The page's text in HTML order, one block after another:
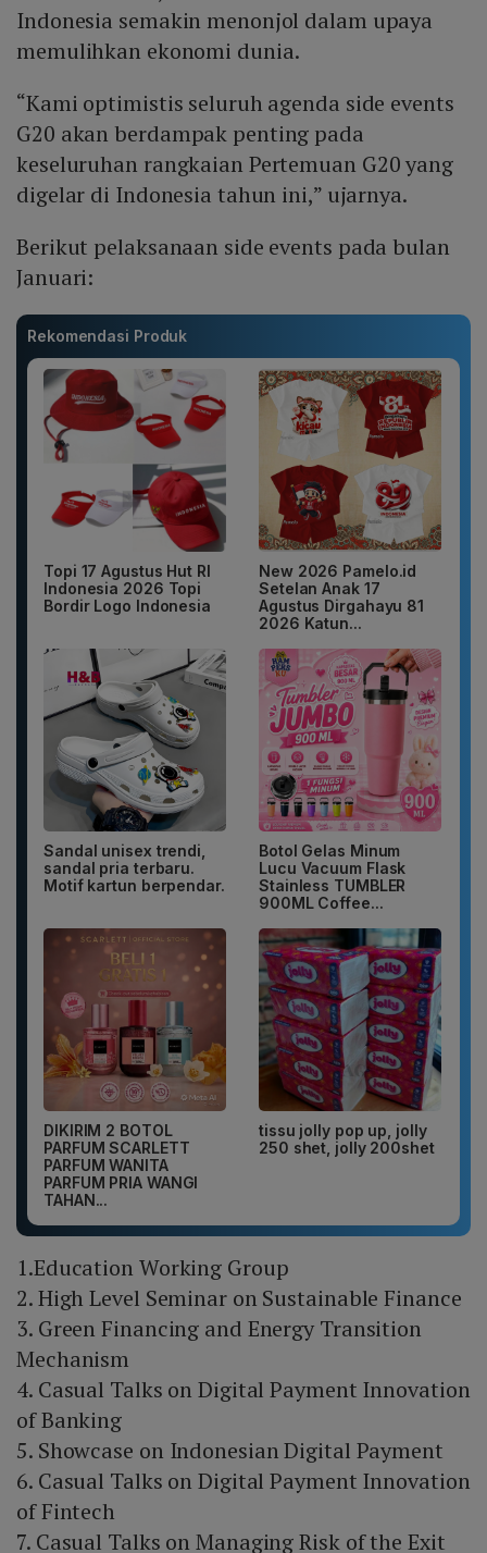
Indonesia semakin menonjol dalam upaya
memulihkan ekonomi dunia.
“Kami optimistis seluruh agenda side events
G20 akan berdampak penting pada
keseluruhan rangkaian Pertemuan G20 yang
digelar di Indonesia tahun ini,” ujarnya.
Berikut pelaksanaan side events pada bulan
Januari:
Rekomendasi Produk
Topi 17 Agustus Hut RI
Indonesia 2026 Topi
Bordir Logo Indonesia
New 2026 Pamelo.id
Setelan Anak 17
Agustus Dirgahayu 81
2026 Katun...
Sandal unisex trendi,
sandal pria terbaru.
Motif kartun berpendar.
Botol Gelas Minum
Lucu Vacuum Flask
Stainless TUMBLER
900ML Coffee...
DIKIRIM 2 BOTOL
PARFUM SCARLETT
PARFUM WANITA
PARFUM PRIA WANGI
TAHAN...
tissu jolly pop up, jolly
250 shet, jolly 200shet
1.Education Working Group
2. High Level Seminar on Sustainable Finance
3. Green Financing and Energy Transition
Mechanism
4. Casual Talks on Digital Payment Innovation
of Banking
5. Showcase on Indonesian Digital Payment
6. Casual Talks on Digital Payment Innovation
of Fintech
7. Casual Talks on Managing Risk of the Exit